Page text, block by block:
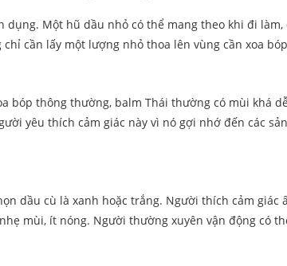
dụng. Một hũ dầu nhỏ có thể mang theo khi đi làm,
cần lấy một lượng nhỏ thoa lên vùng cần xoa
bóp thông thường, balm Thái thường có mùi khá dễ
yêu thích cảm giác này vì nó gợi nhớ đến các sản
dầu cù là xanh hoặc trắng. Người thích cảm giác
mùi, ít nóng. Người thường xuyên vận động có